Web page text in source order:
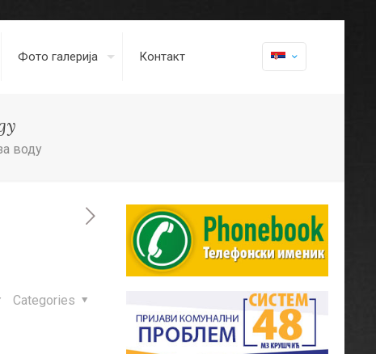
Фото галерија Контакт
воду
Categories